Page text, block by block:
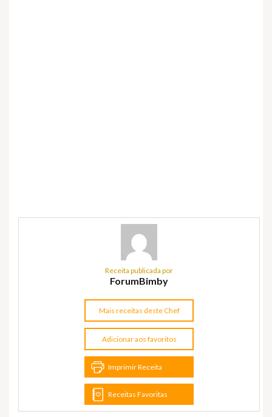
Receita publicada por
ForumBimby
Mais receitas deste Chef
Adicionar aos favoritos
Imprimir Receita
Receitas Favoritas